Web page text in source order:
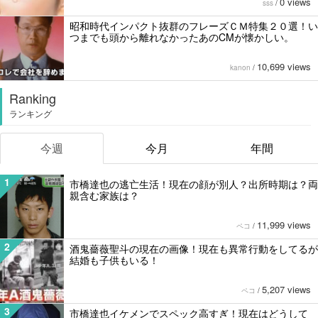
sss /
昭和時代インパクト抜群のフレーズＣＭ特集２０選！い
つまでも頭から離れなかったあのCMが懐かしい。
kanon / 10,699 views
Ranking
ランキング
今週 今月 年間
1
市橋達也の逃亡生活！現在の顔が別人？出所時期は？両
親含む家族は？
ペコ / 11,999 views
2
酒鬼薔薇聖斗の現在の画像！現在も異常行動をしてるが
結婚も子供もいる！
ペコ / 5,207 views
3
市橋達也イケメンでスペック高すぎ！現在はどうして